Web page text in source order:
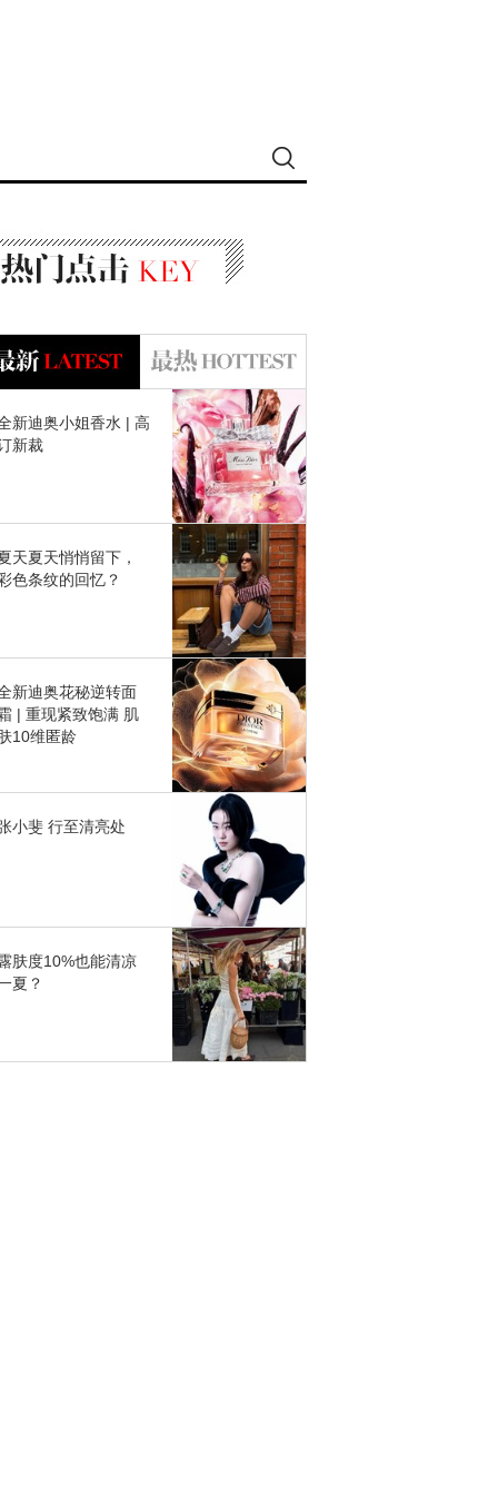
新迪奥小姐香水 | 高
新裁
天夏天悄悄留下，
色条纹的回忆？
新迪奥花秘逆转面
| 重现紧致饱满 肌
10维匿龄
小斐 行至清亮处
肤度10%也能清凉
夏？